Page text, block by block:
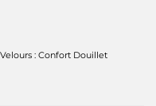
: Confort Douillet